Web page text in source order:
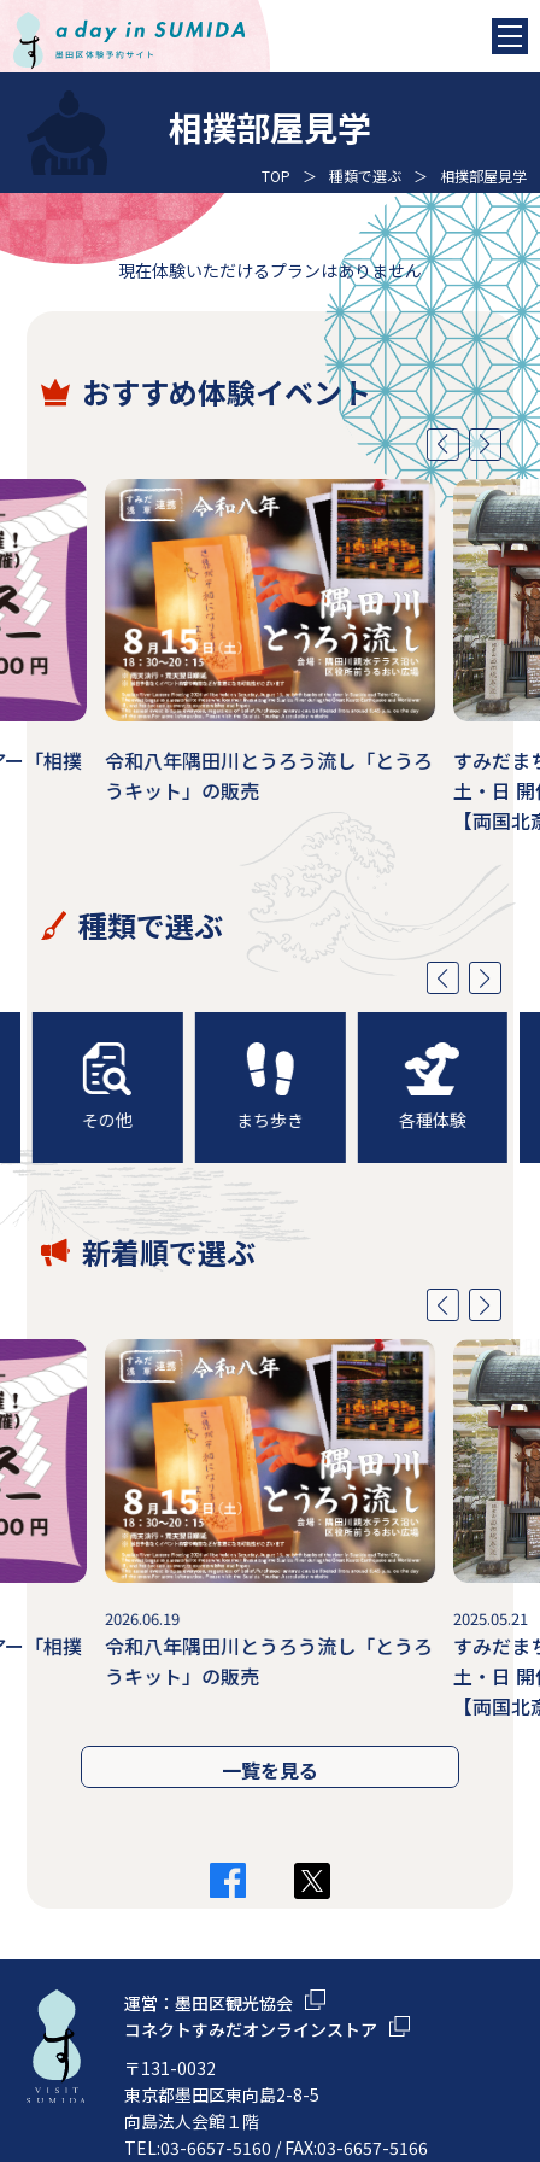
相撲部屋見学
TOP 種類で選ぶ 相撲部屋見学
現在体験いただけるプランはありません
おすすめ体験イベント
「相撲
令和八年隅田川とうろう流し「とうろ
うキット」の販売
すみだま
土・日
【両国
種類で選ぶ
その他 まち歩き 各種体験
新着順で選ぶ
「相撲
2026.06.19
令和八年隅田川とうろう流し「とうろ
うキット」の販売
2025.05.21
すみだま
土・日
【両国
一覧を見る
運営：墨田区観光協会
コネクトすみだオンラインストア
〒131-0032
東京都墨田区東向島2-8-5
向島法人会館１階
TEL:03-6657-5160 / FAX:03-6657-5166